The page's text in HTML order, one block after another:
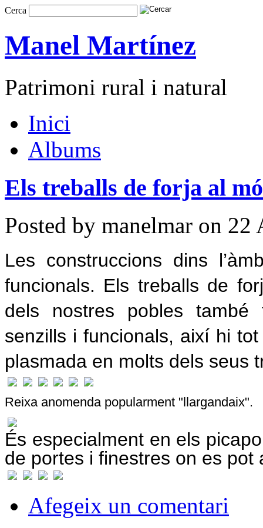
Cerca
Manel Martínez
Patrimoni rural i natural
Inici
Albums
Els treballs de forja al
Posted by manelmar on
Les construccions dins
funcionals. Els treballs de
dels nostres pobles també
senzills i funcionals, així hi
plasmada en molts dels seus
Reixa anomenda popularment "llargandaix".
És especialment en els
de portes i finestres on es pot
Afegeix un comentari